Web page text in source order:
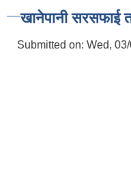
खानेपानी सरसफाई
Submitted on: Wed,